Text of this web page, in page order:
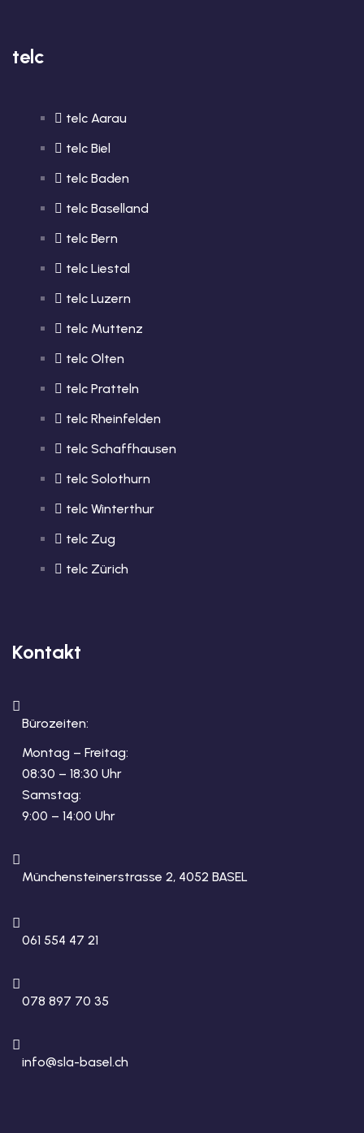
telc
telc Aarau
telc Biel
telc Baden
telc Baselland
telc Bern
telc Liestal
telc Luzern
telc Muttenz
telc Olten
telc Pratteln
telc Rheinfelden
telc Schaffhausen
telc Solothurn
telc Winterthur
telc Zug
telc Zürich
Kontakt
Bürozeiten:
Montag – Freitag:
08:30 – 18:30 Uhr
Samstag:
9:00 – 14:00 Uhr
Münchensteinerstrasse 2, 4052 BASEL
061 554 47 21
078 897 70 35
info@sla-basel.ch